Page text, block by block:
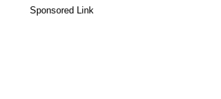
Sponsored Link